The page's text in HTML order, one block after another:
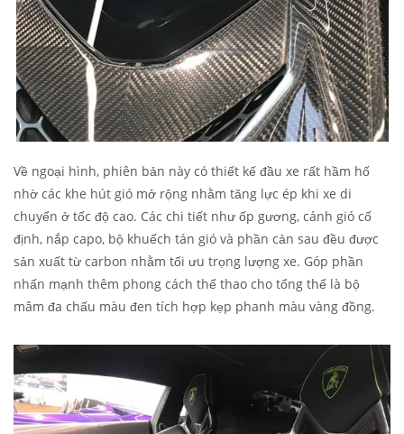
Về ngoại hình, phiên bản này có thiết kế đầu xe rất hầm hố
nhờ các khe hút gió mở rộng nhằm tăng lực ép khi xe di
chuyển ở tốc độ cao. Các chi tiết như ốp gương, cánh gió cố
định, nắp capo, bộ khuếch tán gió và phần cản sau đều được
sản xuất từ carbon nhằm tối ưu trọng lượng xe. Góp phần
nhấn mạnh thêm phong cách thể thao cho tổng thể là bộ
mâm đa chấu màu đen tích hợp kẹp phanh màu vàng đồng.